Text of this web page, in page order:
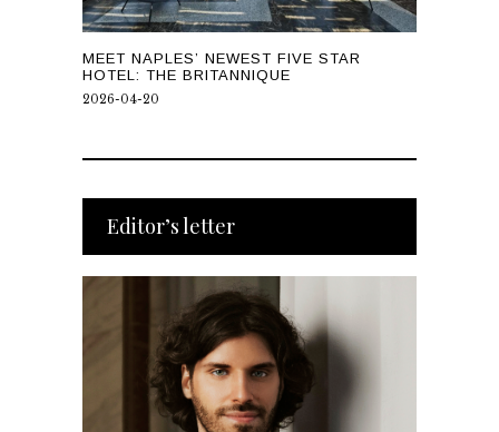
MEET NAPLES’ NEWEST FIVE STAR
HOTEL: THE BRITANNIQUE
2026-04-20
Editor’s letter